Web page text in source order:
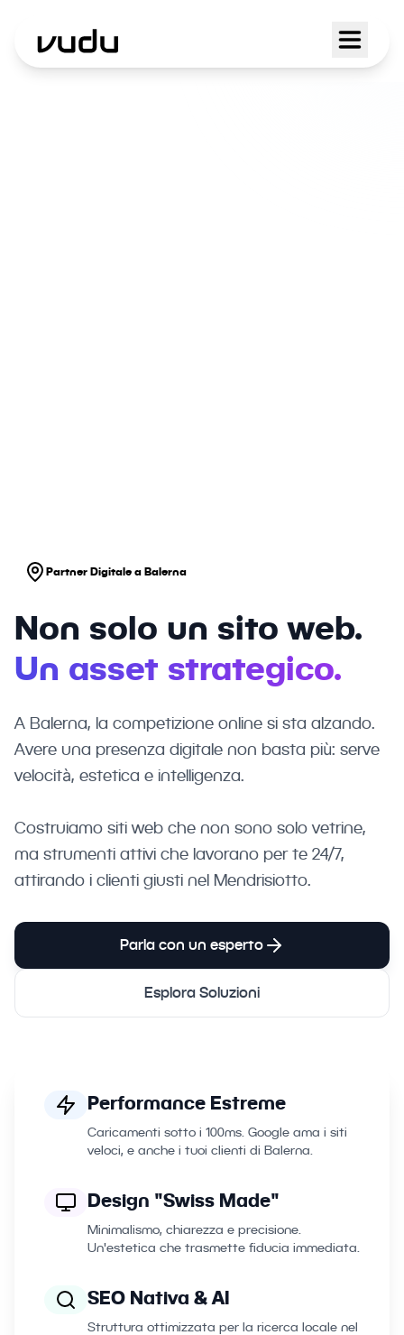
Partner Digitale a Balerna
Non solo un sito web.
Un asset strategico.
A Balerna, la competizione online si sta alzando.
Avere una presenza digitale non basta più: serve
velocità, estetica e intelligenza.
Costruiamo siti web che non sono solo vetrine,
ma strumenti attivi che lavorano per te 24/7,
attirando i clienti giusti nel Mendrisiotto.
Parla con un esperto
Esplora Soluzioni
Performance Estreme
Caricamenti sotto i 100ms. Google ama i siti
veloci, e anche i tuoi clienti di Balerna.
Design "Swiss Made"
Minimalismo, chiarezza e precisione.
Un'estetica che trasmette fiducia immediata.
SEO Nativa & AI
Struttura ottimizzata per la ricerca locale nel